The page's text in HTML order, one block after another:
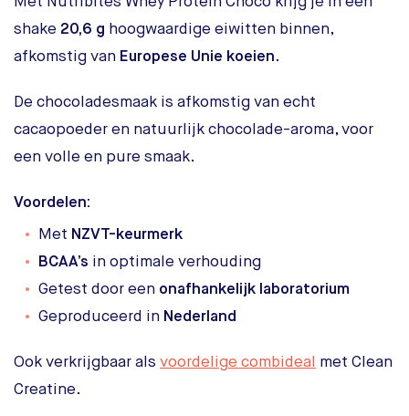
shake 20,6 g hoogwaardige eiwitten binnen,
afkomstig van Europese Unie koeien.
De chocoladesmaak is afkomstig van echt
cacaopoeder en natuurlijk chocolade-aroma, voor
een volle en pure smaak.
Voordelen:
Met NZVT-keurmerk
BCAA’s in optimale verhouding
Getest door een onafhankelijk laboratorium
Geproduceerd in Nederland
Ook verkrijgbaar als voordelige combideal
met Clean
Creatine.